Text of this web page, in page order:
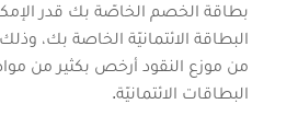
بطاقة الخصم الخاصّة بك قدر
البطاقة الائتمانيّة الخاصة بك،
من موزع النقود أرخص بكثير من
البطاقات الائتمانيّة.